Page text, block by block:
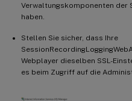
Verwaltungskomponenten der
haben.
Stellen Sie sicher, dass Ihre
Webplayer dieselben SSL-
es beim Zugriff auf die